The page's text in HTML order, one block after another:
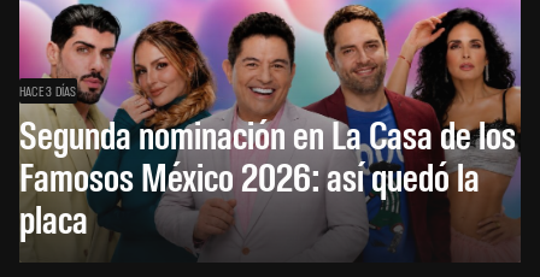
HACE 3 DÍAS
Segunda nominación en La Casa de los
Famosos México 2026: así quedó la
placa